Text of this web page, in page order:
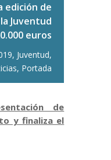
edición de
Juventud
euros
, Juventud,
, Portada
de
y finaliza el